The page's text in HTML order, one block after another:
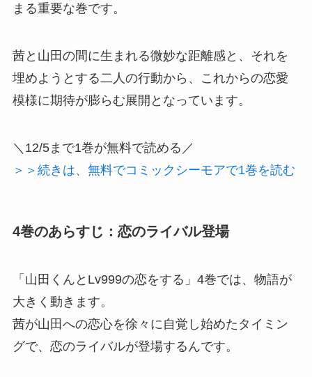
まる重要な巻です。
茜と山田の間に生まれる微妙な距離感と、それを
埋めようとする二人の行動から、これからの恋愛
模様に期待が膨らむ展開となっています。
＼12/5まで1巻が無料で読める／
＞＞続きは、無料でコミックシーモアで1巻を読む
4巻のあらすじ：恋のライバル登場
「山田くんとLv999の恋をする」4巻では、物語が
大きく動きます。
茜が山田への恋心を徐々に自覚し始めたタイミン
グで、恋のライバルが登場するんです。